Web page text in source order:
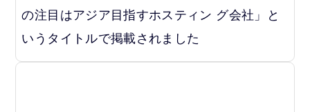
の注目はアジア目指すホスティン グ会社」と
いうタイトルで掲載されました